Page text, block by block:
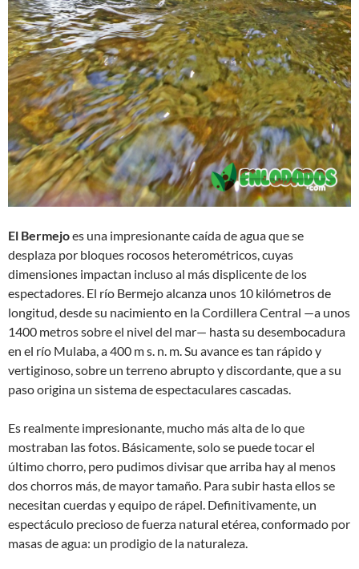
El Bermejoes una impresionante caída de agua que se
desplaza por bloques rocosos heterométricos, cuyas
dimensiones impactan incluso al más displicente de los
espectadores. El río Bermejo alcanza unos 10 kilómetros de
longitud, desde su nacimiento en la Cordillera Central —a unos
1400 metros sobre el nivel del mar— hasta su desembocadura
en el río Mulaba, a 400 m s. n. m. Su avance es tan rápido y
vertiginoso, sobre un terreno abrupto y discordante, que a su
paso origina un sistema de espectaculares cascadas.
Es realmente impresionante, mucho más alta de lo que
mostraban las fotos. Básicamente, solo se puede tocar el
último chorro, pero pudimos divisar que arriba hay al menos
dos chorros más, de mayor tamaño. Para subir hasta ellos se
necesitan cuerdas y equipo de rápel. Definitivamente, un
espectáculo precioso de fuerza natural etérea, conformado por
masas de agua: un prodigio de la naturaleza.